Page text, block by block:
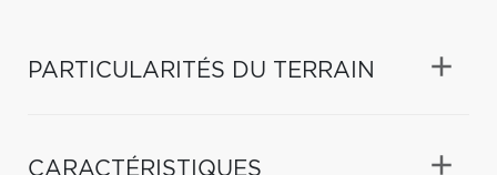
PARTICULARITÉS DU TERRAIN
CARACTÉRISTIQUES